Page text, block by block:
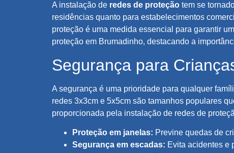
A instalação de redes de proteção tem se
residências quanto para estabelecimentos
proteção é uma medida essencial para garantir
proteção em Brumadinho, destacando a
Segurança para
A segurança é uma prioridade para qualquer
redes 3x3cm e 5x5cm são tamanhos populares
proporcionada pela instalação de redes de
Proteção em janelas: Previne quedas de
Segurança em escadas: Evita acidentes e